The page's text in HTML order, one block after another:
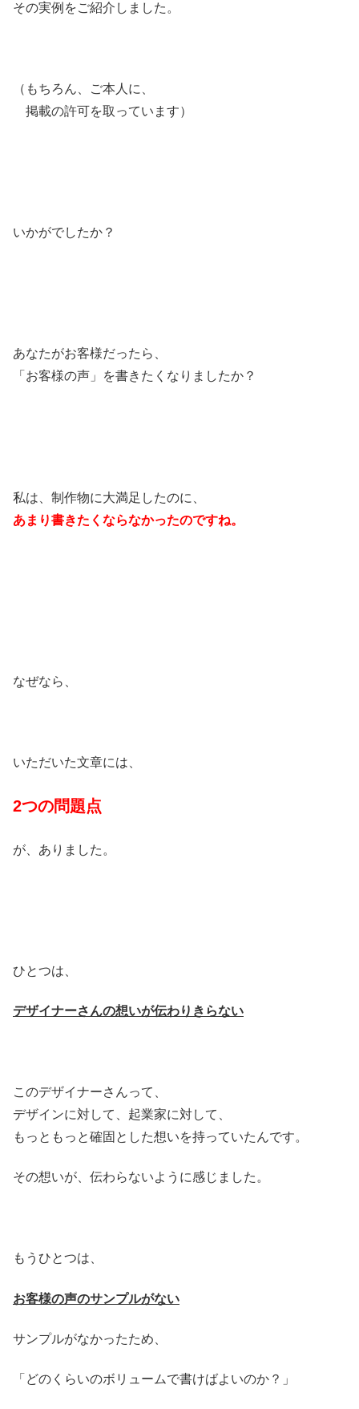
その実例をご紹介しました。
（もちろん、ご本人に、
掲載の許可を取っています）
いかがでしたか？
あなたがお客様だったら、
「お客様の声」を書きたくなりましたか？
私は、制作物に大満足したのに、
あまり書きたくならなかったのですね。
なぜなら、
いただいた文章には、
2つの問題点
が、ありました。
ひとつは、
デザイナーさんの想いが伝わりきらない
このデザイナーさんって、
デザインに対して、起業家に対して、
もっともっと確固とした想いを持っていたんです。
その想いが、伝わらないように感じました。
もうひとつは、
お客様の声のサンプルがない
サンプルがなかったため、
「どのくらいのボリュームで書けばよいのか？」